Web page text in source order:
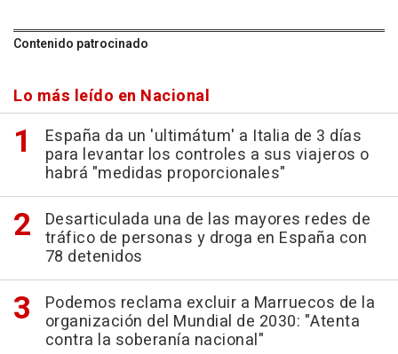
Contenido patrocinado
Lo más leído en Nacional
España da un 'ultimátum' a Italia de 3 días
para levantar los controles a sus viajeros o
habrá "medidas proporcionales"
Desarticulada una de las mayores redes de
tráfico de personas y droga en España con
78 detenidos
Podemos reclama excluir a Marruecos de la
organización del Mundial de 2030: "Atenta
contra la soberanía nacional"